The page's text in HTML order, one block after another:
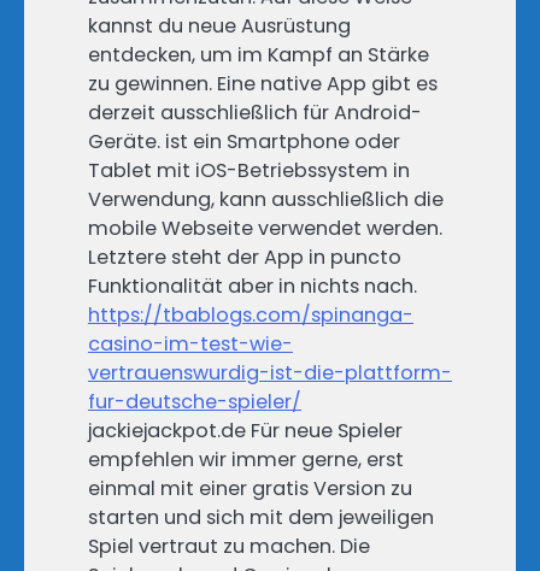
kannst du neue Ausrüstung
entdecken, um im Kampf an Stärke
zu gewinnen. Eine native App gibt es
derzeit ausschließlich für Android-
Geräte. ist ein Smartphone oder
Tablet mit iOS-Betriebssystem in
Verwendung, kann ausschließlich die
mobile Webseite verwendet werden.
Letztere steht der App in puncto
Funktionalität aber in nichts nach.
https://tbablogs.com/spinanga-
casino-im-test-wie-
vertrauenswurdig-ist-die-plattform-
fur-deutsche-spieler/
jackiejackpot.de Für neue Spieler
empfehlen wir immer gerne, erst
einmal mit einer gratis Version zu
starten und sich mit dem jeweiligen
Spiel vertraut zu machen. Die